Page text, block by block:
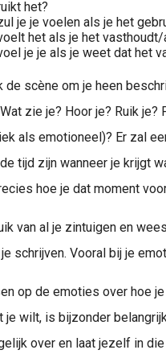
het?
je je voelen als je het
het als je het vasthoudt/
je je als je weet dat het
de scène om je heen
zie je? Hoor je? Ruik je?
als emotioneel)? Er zal
tijd zijn wanneer je krijgt
hoe je dat moment
van al je zintuigen en
schrijven. Vooral bij je
op de emoties over hoe
je wilt, is bijzonder
over en laat jezelf in